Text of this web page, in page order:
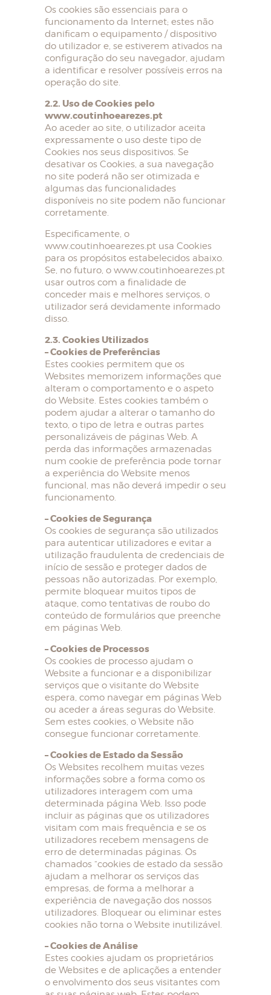
Os cookies são essenciais para o
funcionamento da Internet; estes não
danificam o equipamento / dispositivo
do utilizador e, se estiverem ativados na
configuração do seu navegador, ajudam
a identificar e resolver possíveis erros na
operação do site.
2.2. Uso de Cookies pelo
www.coutinhoearezes.pt
Ao aceder ao site, o utilizador aceita
expressamente o uso deste tipo de
Cookies nos seus dispositivos. Se
desativar os Cookies, a sua navegação
no site poderá não ser otimizada e
algumas das funcionalidades
disponíveis no site podem não funcionar
corretamente.
Especificamente, o
www.coutinhoearezes.pt usa Cookies
para os propósitos estabelecidos abaixo.
Se, no futuro, o www.coutinhoearezes.pt
usar outros com a finalidade de
conceder mais e melhores serviços, o
utilizador será devidamente informado
disso.
2.3. Cookies Utilizados
– Cookies de Preferências
Estes cookies permitem que os
Websites memorizem informações que
alteram o comportamento e o aspeto
do Website. Estes cookies também o
podem ajudar a alterar o tamanho do
texto, o tipo de letra e outras partes
personalizáveis de páginas Web. A
perda das informações armazenadas
num cookie de preferência pode tornar
a experiência do Website menos
funcional, mas não deverá impedir o seu
funcionamento.
– Cookies de Segurança
Os cookies de segurança são utilizados
para autenticar utilizadores e evitar a
utilização fraudulenta de credenciais de
início de sessão e proteger dados de
pessoas não autorizadas. Por exemplo,
permite bloquear muitos tipos de
ataque, como tentativas de roubo do
conteúdo de formulários que preenche
em páginas Web.
– Cookies de Processos
Os cookies de processo ajudam o
Website a funcionar e a disponibilizar
serviços que o visitante do Website
espera, como navegar em páginas Web
ou aceder a áreas seguras do Website.
Sem estes cookies, o Website não
consegue funcionar corretamente.
– Cookies de Estado da Sessão
Os Websites recolhem muitas vezes
informações sobre a forma como os
utilizadores interagem com uma
determinada página Web. Isso pode
incluir as páginas que os utilizadores
visitam com mais frequência e se os
utilizadores recebem mensagens de
erro de determinadas páginas. Os
chamados “cookies de estado da sessão
ajudam a melhorar os serviços das
empresas, de forma a melhorar a
experiência de navegação dos nossos
utilizadores. Bloquear ou eliminar estes
cookies não torna o Website inutilizável.
– Cookies de Análise
Estes cookies ajudam os proprietários
de Websites e de aplicações a entender
o envolvimento dos seus visitantes com